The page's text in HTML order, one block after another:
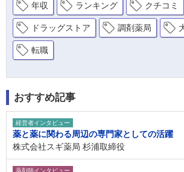
年収 ランキング クチコミ
ドラッグストア 調剤薬局
転職
おすすめ記事
経営者インタビュー
薬と薬に関わる周辺の専門家としての活躍
株式会社スギ薬局 杉浦取締役